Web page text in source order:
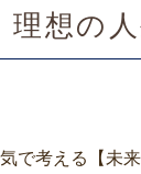
想の
で考える【未